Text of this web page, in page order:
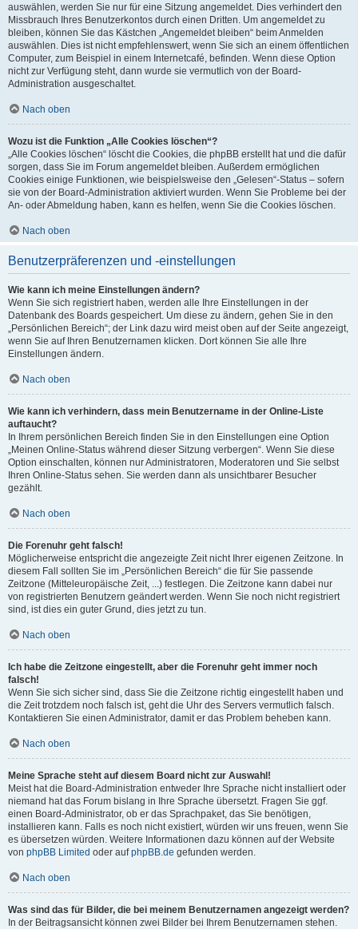
auswählen, werden Sie nur für eine Sitzung angemeldet. Dies verhindert den
Missbrauch Ihres Benutzerkontos durch einen Dritten. Um angemeldet zu
bleiben, können Sie das Kästchen „Angemeldet bleiben“ beim Anmelden
auswählen. Dies ist nicht empfehlenswert, wenn Sie sich an einem öffentlichen
Computer, zum Beispiel in einem Internetcafé, befinden. Wenn diese Option
nicht zur Verfügung steht, dann wurde sie vermutlich von der Board-
Administration ausgeschaltet.
Nach oben
Wozu ist die Funktion „Alle Cookies löschen“?
„Alle Cookies löschen“ löscht die Cookies, die phpBB erstellt hat und die dafür
sorgen, dass Sie im Forum angemeldet bleiben. Außerdem ermöglichen
Cookies einige Funktionen, wie beispielsweise den „Gelesen“-Status – sofern
sie von der Board-Administration aktiviert wurden. Wenn Sie Probleme bei der
An- oder Abmeldung haben, kann es helfen, wenn Sie die Cookies löschen.
Nach oben
Benutzerpräferenzen und -einstellungen
Wie kann ich meine Einstellungen ändern?
Wenn Sie sich registriert haben, werden alle Ihre Einstellungen in der
Datenbank des Boards gespeichert. Um diese zu ändern, gehen Sie in den
„Persönlichen Bereich“; der Link dazu wird meist oben auf der Seite angezeigt,
wenn Sie auf Ihren Benutzernamen klicken. Dort können Sie alle Ihre
Einstellungen ändern.
Nach oben
Wie kann ich verhindern, dass mein Benutzername in der Online-Liste
auftaucht?
In Ihrem persönlichen Bereich finden Sie in den Einstellungen eine Option
„Meinen Online-Status während dieser Sitzung verbergen“. Wenn Sie diese
Option einschalten, können nur Administratoren, Moderatoren und Sie selbst
Ihren Online-Status sehen. Sie werden dann als unsichtbarer Besucher
gezählt.
Nach oben
Die Forenuhr geht falsch!
Möglicherweise entspricht die angezeigte Zeit nicht Ihrer eigenen Zeitzone. In
diesem Fall sollten Sie im „Persönlichen Bereich“ die für Sie passende
Zeitzone (Mitteleuropäische Zeit, ...) festlegen. Die Zeitzone kann dabei nur
von registrierten Benutzern geändert werden. Wenn Sie noch nicht registriert
sind, ist dies ein guter Grund, dies jetzt zu tun.
Nach oben
Ich habe die Zeitzone eingestellt, aber die Forenuhr geht immer noch
falsch!
Wenn Sie sich sicher sind, dass Sie die Zeitzone richtig eingestellt haben und
die Zeit trotzdem noch falsch ist, geht die Uhr des Servers vermutlich falsch.
Kontaktieren Sie einen Administrator, damit er das Problem beheben kann.
Nach oben
Meine Sprache steht auf diesem Board nicht zur Auswahl!
Meist hat die Board-Administration entweder Ihre Sprache nicht installiert oder
niemand hat das Forum bislang in Ihre Sprache übersetzt. Fragen Sie ggf.
einen Board-Administrator, ob er das Sprachpaket, das Sie benötigen,
installieren kann. Falls es noch nicht existiert, würden wir uns freuen, wenn Sie
es übersetzen würden. Weitere Informationen dazu können auf der Website
von phpBB Limited oder aufphpBB.de gefunden werden.
Nach oben
Was sind das für Bilder, die bei meinem Benutzernamen angezeigt werden?
In der Beitragsansicht können zwei Bilder bei Ihrem Benutzernamen stehen.